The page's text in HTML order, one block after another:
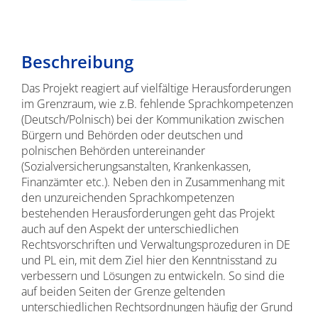
Beschreibung
Das Projekt reagiert auf vielfältige Herausforderungen
im Grenzraum, wie z.B. fehlende Sprachkompetenzen
(Deutsch/Polnisch) bei der Kommunikation zwischen
Bürgern und Behörden oder deutschen und
polnischen Behörden untereinander
(Sozialversicherungsanstalten, Krankenkassen,
Finanzämter etc.). Neben den in Zusammenhang mit
den unzureichenden Sprachkompetenzen
bestehenden Herausforderungen geht das Projekt
auch auf den Aspekt der unterschiedlichen
Rechtsvorschriften und Verwaltungsprozeduren in DE
und PL ein, mit dem Ziel hier den Kenntnisstand zu
verbessern und Lösungen zu entwickeln. So sind die
auf beiden Seiten der Grenze geltenden
unterschiedlichen Rechtsordnungen häufig der Grund